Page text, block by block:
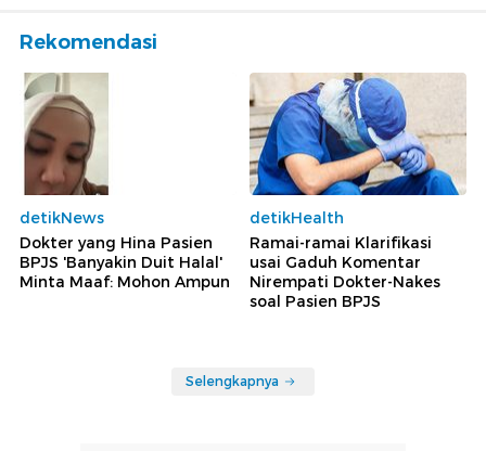
Rekomendasi
detikNews
Dokter yang Hina Pasien
BPJS 'Banyakin Duit Halal'
Minta Maaf: Mohon Ampun
detikHealth
Ramai-ramai Klarifikasi
usai Gaduh Komentar
Nirempati Dokter-Nakes
soal Pasien BPJS
Selengkapnya